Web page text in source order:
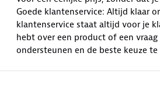
Goede klantenservice: Altijd klaar
klantenservice staat altijd voor je
hebt over een product of een
ondersteunen en de beste keuze